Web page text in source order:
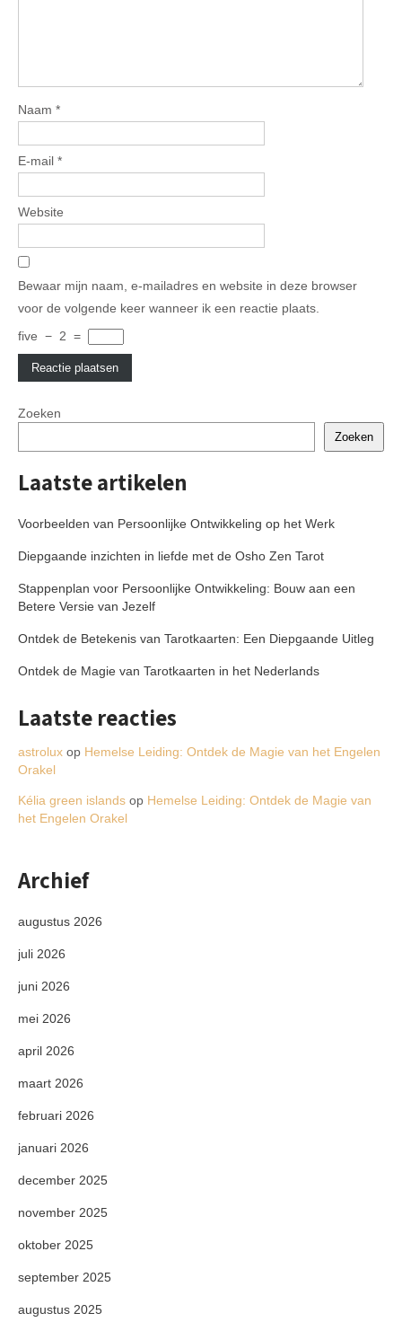
Naam *
E-mail *
Website
Bewaar mijn naam, e-mailadres en website in deze browser
voor de volgende keer wanneer ik een reactie plaats.
five − 2 =
Zoeken
Zoeken
Laatste artikelen
Voorbeelden van Persoonlijke Ontwikkeling op het Werk
Diepgaande inzichten in liefde met de Osho Zen Tarot
Stappenplan voor Persoonlijke Ontwikkeling: Bouw aan een
Betere Versie van Jezelf
Ontdek de Betekenis van Tarotkaarten: Een Diepgaande Uitleg
Ontdek de Magie van Tarotkaarten in het Nederlands
Laatste reacties
astrolux op Hemelse Leiding: Ontdek de Magie van het Engelen
Orakel
Kélia green islands op Hemelse Leiding: Ontdek de Magie van
het Engelen Orakel
Archief
augustus 2026
juli 2026
juni 2026
mei 2026
april 2026
maart 2026
februari 2026
januari 2026
december 2025
november 2025
oktober 2025
september 2025
augustus 2025